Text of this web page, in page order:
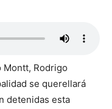
Montt, Rodrigo
se querellará
detenidas esta